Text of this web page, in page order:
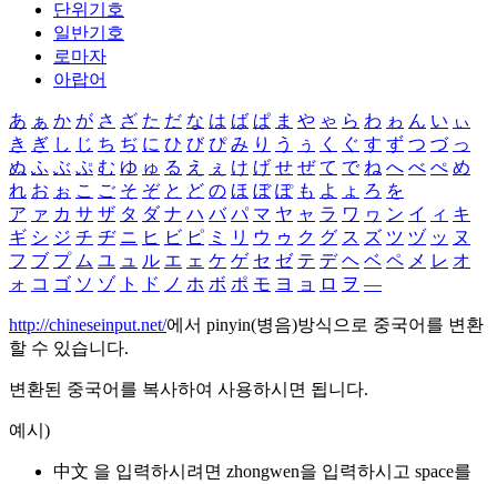
단위기호
일반기호
로마자
아랍어
あ ぁ か が さ ざ た だ な は ば ぱ ま や ゃ ら わ ゎ ん い ぃ
き ぎ し じ ち ぢ に ひ び ぴ み り う ぅ く ぐ す ず つ づ っ
ぬ ふ ぶ ぷ む ゆ ゅ る え ぇ け げ せ ぜ て で ね へ べ ぺ め
れ お ぉ こ ご そ ぞ と ど の ほ ぼ ぽ も よ ょ ろ を
ア ァ カ サ ザ タ ダ ナ ハ バ パ マ ヤ ャ ラ ワ ヮ ン イ ィ キ
ギ シ ジ チ ヂ ニ ヒ ビ ピ ミ リ ウ ゥ ク グ ス ズ ツ ヅ ッ ヌ
フ ブ プ ム ユ ュ ル エ ェ ケ ゲ セ ゼ テ デ ヘ ベ ペ メ レ オ
ォ コ ゴ ソ ゾ ト ド ノ ホ ボ ポ モ ヨ ョ ロ ヲ ―
http://chineseinput.net/에서 pinyin(병음)방식으로 중국어를 변환
할 수 있습니다.
변환된 중국어를 복사하여 사용하시면 됩니다.
예시)
中文 을 입력하시려면 zhongwen을 입력하시고 space를